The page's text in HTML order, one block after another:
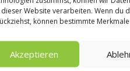
dieser Website verarbeiten. Wenn du
können bestimmte
Akzeptieren